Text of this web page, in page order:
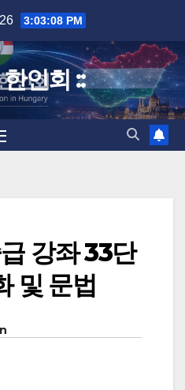
3:03:08 PM
인회 ::
강좌 33단
및 문법